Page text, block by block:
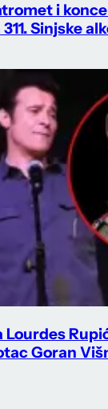
i
Sinjske
Lourdes
Goran